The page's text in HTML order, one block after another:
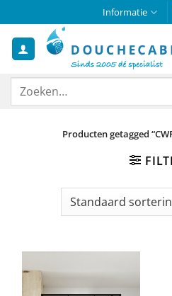
naar
inhoud
Informatie
Zoeken
Producten getagged